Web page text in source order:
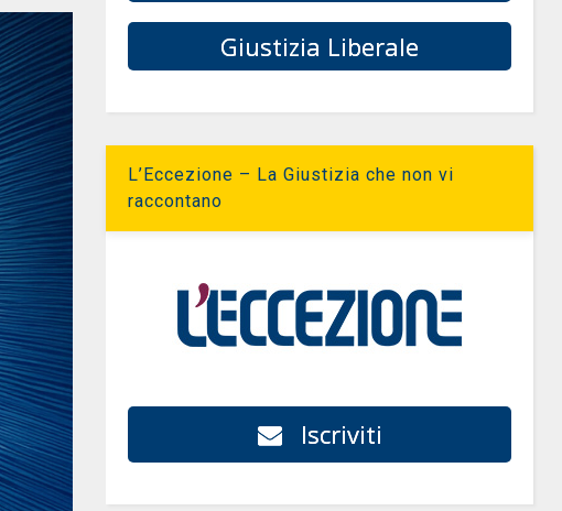
Giustizia Liberale
L’Eccezione – La Giustizia che non vi
raccontano
Iscriviti